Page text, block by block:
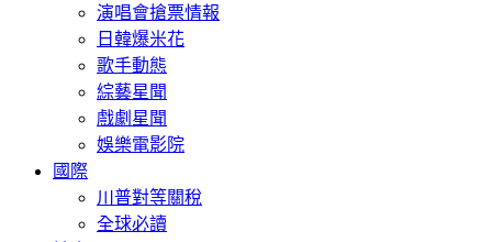
演唱會搶票情報
日韓爆米花
歌手動態
綜藝星聞
戲劇星聞
娛樂電影院
國際
川普對等關稅
全球必讀